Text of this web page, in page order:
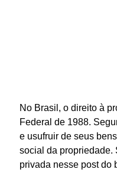
No Brasil, o direito à
Federal de 1988.
e usufruir de seus
social da propriedade.
privada nesse post do